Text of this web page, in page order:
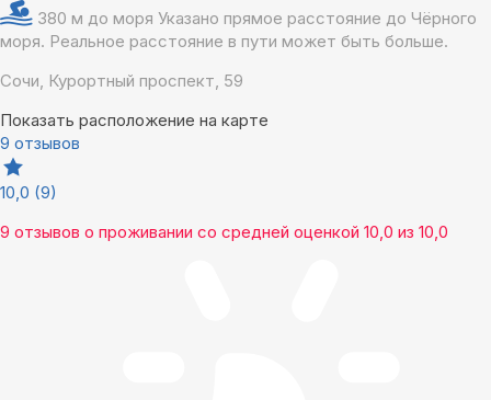
380 м до моря Указано прямое расстояние до Чёрного
моря. Реальное расстояние в пути может быть больше.
Сочи, Курортный проспект, 59
Показать расположение на карте
9 отзывов
10,0 (9)
9 отзывов о проживании со средней оценкой 10,0 из 10,0